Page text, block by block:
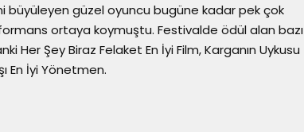
büyüleyen güzel oyuncu bugüne kadar pek çok
ortaya koymuştu. Festivalde ödül alan bazı
Her Şey Biraz Felaket En İyi Film, Karganın Uykusu
En İyi Yönetmen.